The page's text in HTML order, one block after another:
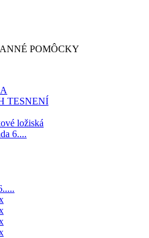
POMÔCKY
TESNENÍ
ložiská
6....